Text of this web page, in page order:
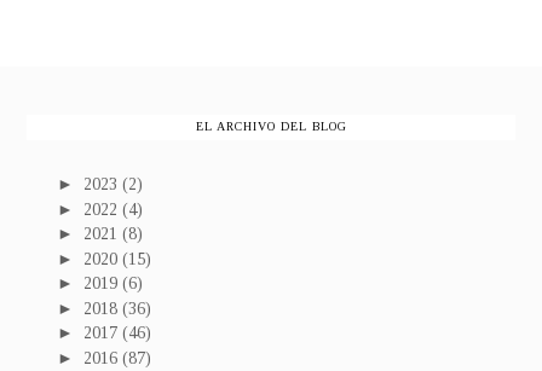
EL ARCHIVO DEL BLOG
► 2023 (2)
► 2022 (4)
► 2021 (8)
► 2020 (15)
► 2019 (6)
► 2018 (36)
► 2017 (46)
► 2016 (87)